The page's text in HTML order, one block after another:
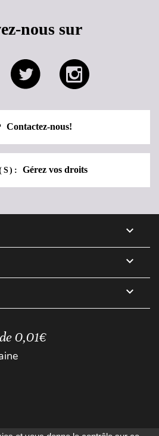
nous sur
Contactez-nous!
Gérez vos droits



0,01€